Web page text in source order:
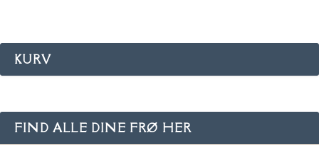
KURV
FIND ALLE DINE FRØ HER